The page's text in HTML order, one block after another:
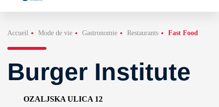
Accueil Mode de vie Gastronomie Restaurants Fast Food
Burger Institute
OZALJSKA ULICA 12